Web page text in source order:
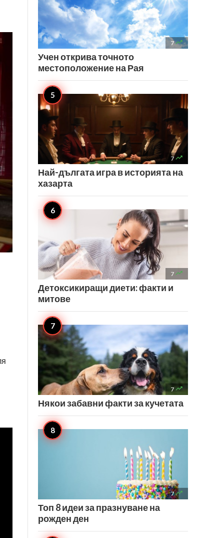
7 
Учен открива точното
местоположение на Рая
7 
Най-дългата игра в историята на
хазарта
7 
Детоксикиращи диети: факти и
митове
7 
Някои забавни факти за кучетата
7 
Топ 8 идеи за празнуване на
рожден ден